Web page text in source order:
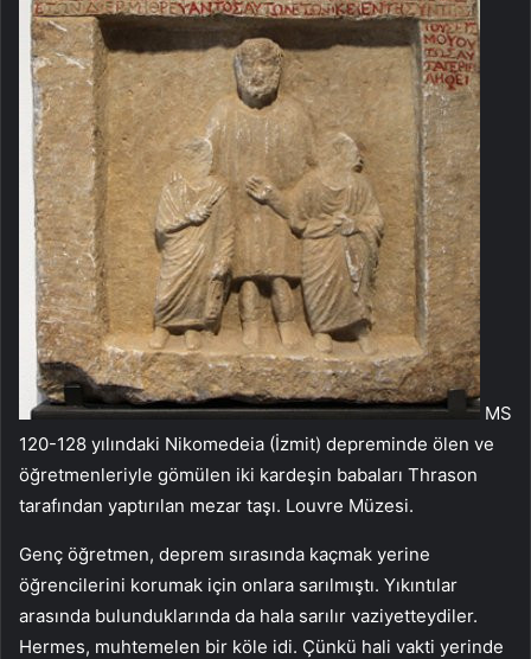
MS
120-128 yılındaki Nikomedeia (İzmit) depreminde ölen ve
öğretmenleriyle gömülen iki kardeşin babaları Thrason
tarafından yaptırılan mezar taşı. Louvre Müzesi.
Genç öğretmen, deprem sırasında kaçmak yerine
öğrencilerini korumak için onlara sarılmıştı. Yıkıntılar
arasında bulunduklarında da hala sarılır vaziyetteydiler.
Hermes, muhtemelen bir köle idi. Çünkü hali vakti yerinde